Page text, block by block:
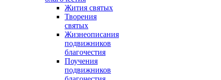
Жития святых
Творения
святых
Жизнеописания
подвижников
благочестия
Поучения
подвижников